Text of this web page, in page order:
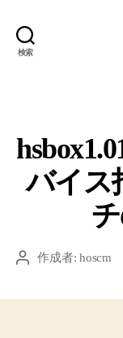
検索
バイス
投
作成者:hoscm